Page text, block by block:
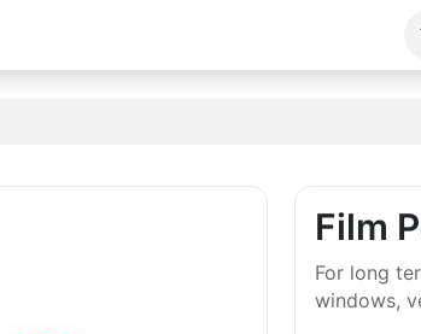
Film
For long
windows,